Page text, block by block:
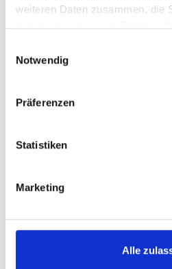
weiteren Daten zusammen, die
haben oder die sie im Rahmen
Notwendig
Präferenzen
Statistiken
Marketing
Alle
all unserer Endkunden müssen wir
BraunAbility Europe-Produkte sind
Fachhändler, die über
am BraunAbility Europe
Großbritannien eine Ausbildung